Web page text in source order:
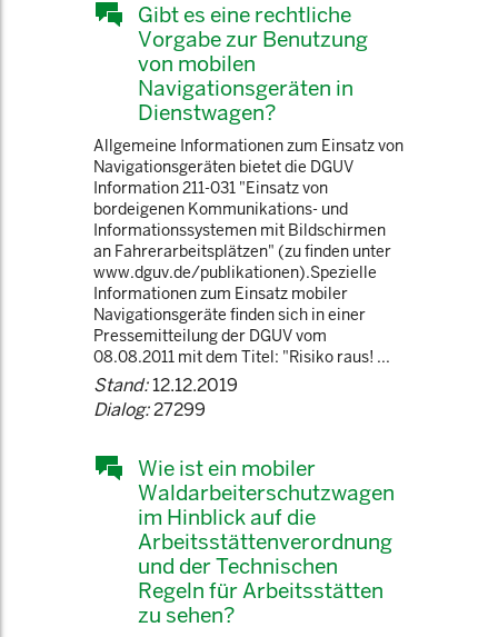
Gibt es eine rechtliche
Vorgabe zur Benutzung
von mobilen
Navigationsgeräten in
Dienstwagen?
Allgemeine Informationen zum Einsatz von
Navigationsgeräten bietet die DGUV
Information 211-031 "Einsatz von
bordeigenen Kommunikations- und
Informationssystemen mit Bildschirmen
an Fahrerarbeitsplätzen" (zu finden unter
www.dguv.de/publikationen).Spezielle
Informationen zum Einsatz mobiler
Navigationsgeräte finden sich in einer
Pressemitteilung der DGUV vom
08.08.2011 mit dem Titel: "Risiko raus! ...
Stand:12.12.2019
Dialog:27299
Wie ist ein mobiler
Waldarbeiterschutzwagen
im Hinblick auf die
Arbeitsstättenverordnung
und der Technischen
Regeln für Arbeitsstätten
zu sehen?